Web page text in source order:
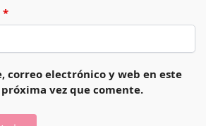
*
correo electrónico y web en este
vez que comente.